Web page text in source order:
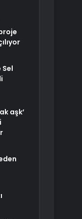
Sel
aşk’